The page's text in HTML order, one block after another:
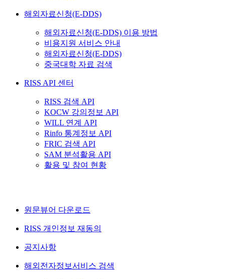
해외자료신청(E-DDS)
해외자료신청(E-DDS) 이용 방법
비용지원 서비스 안내
해외자료신청(E-DDS)
중국대학 자료 검색
RISS API 센터
RISS 검색 API
KOCW 강의정보 API
WILL 연계 API
Rinfo 통계정보 API
FRIC 검색 API
SAM 분석활용 API
활용 및 참여 현황
원문뷰어 다운로드
RISS 개인정보 재동의
공지사항
해외전자정보서비스 검색